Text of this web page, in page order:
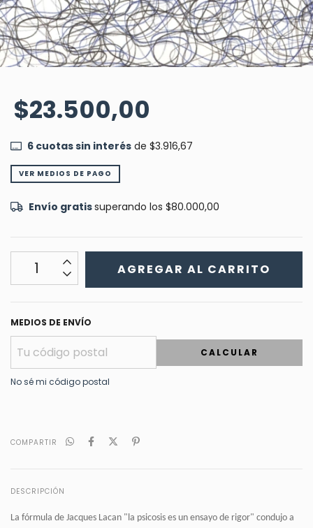
$23.500,00
6cuotas sin interésde $3.916,67
VER MEDIOS DE PAGO
Envío gratissuperando los $80.000,00
MEDIOS DE ENVÍO
CALCULAR
No sé mi código postal
COMPARTIR
DESCRIPCIÓN
La fórmula de Jacques Lacan "la psicosis es un ensayo de rigor" condujo a